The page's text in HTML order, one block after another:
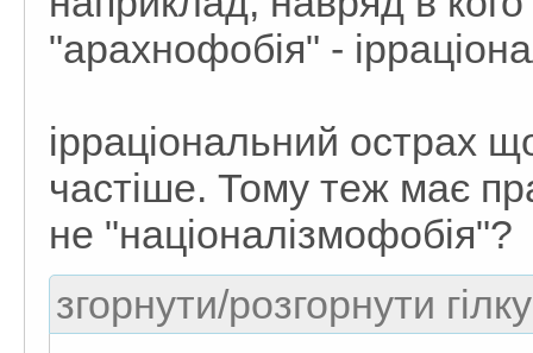
"арахнофобія" -
ірраціональний острах
частіше. Тому теж має
не "націоналізмофобія"?
згорнути/розгорнути